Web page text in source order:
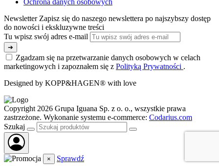
Newsletter Zapisz się do naszego newslettera po najszybszy dostęp
do nowości i ekskluzywne treści
Tu wpisz swój adres e-mail
➔
Zgadzam się na przetwarzanie danych osobowych w celach
marketingowych i zapoznałem się z Polityką Prywatności .
Designed by KOPP&HAGEN® with love
Copyright 2026 Grupa Iguana Sp. z o. o., wszystkie prawa
zastrzeżone. Wykonanie systemu e-commerce: Codarius.com
Szukaj
× Sprawdź